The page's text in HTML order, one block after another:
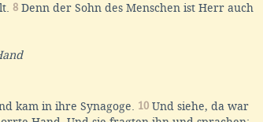
8 Denn der Sohn des Menschen ist Herr auch
kam in ihre Synagoge. 10 Und siehe, da war